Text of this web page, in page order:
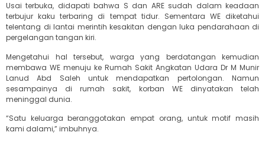
Usai terbuka, didapati bahwa S dan ARE sudah dalam keadaan
terbujur kaku terbaring di tempat tidur. Sementara WE diketahui
telentang di lantai merintih kesakitan dengan luka pendarahaan di
pergelangan tangan kiri.
Mengetahui hal tersebut, warga yang berdatangan kemudian
membawa WE menuju ke Rumah Sakit Angkatan Udara Dr M Munir
Lanud Abd Saleh untuk mendapatkan pertolongan. Namun
sesampainya di rumah sakit, korban WE dinyatakan telah
meninggal dunia.
“Satu keluarga beranggotakan empat orang, untuk motif masih
kami dalami,” imbuhnya.